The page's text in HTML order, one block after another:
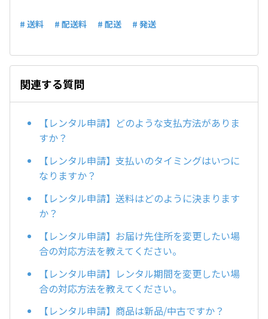
# 送料 # 配送料 # 配送 # 発送
関連する質問
【レンタル申請】どのような支払方法がありま
すか？
【レンタル申請】支払いのタイミングはいつに
なりますか？
【レンタル申請】送料はどのように決まります
か？
【レンタル申請】お届け先住所を変更したい場
合の対応方法を教えてください。
【レンタル申請】レンタル期間を変更したい場
合の対応方法を教えてください。
【レンタル申請】商品は新品/中古ですか？